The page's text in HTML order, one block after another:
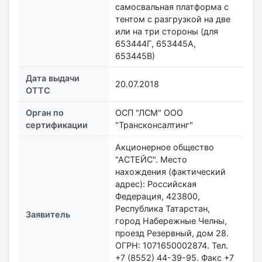
самосвальная платформа с
тентом с разгрузкой на две
или на три стороны (для
653444Г, 653445А,
653445В)
Дата выдачи
ОТТС
20.07.2018
Орган по
сертификации
ОСП "ЛСМ" ООО
"Трансконсалтинг"
Заявитель
Акционерное общество
"АСТЕЙС". Место
нахождения (фактический
адрес): Российская
Федерация, 423800,
Республика Татарстан,
город Набережные Челны,
проезд Резервный, дом 28.
ОГРН: 1071650002874. Тел.
+7 (8552) 44-39-95. Факс +7